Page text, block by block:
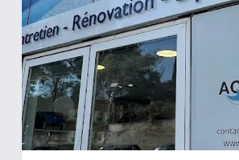
Aquareve
Antibes